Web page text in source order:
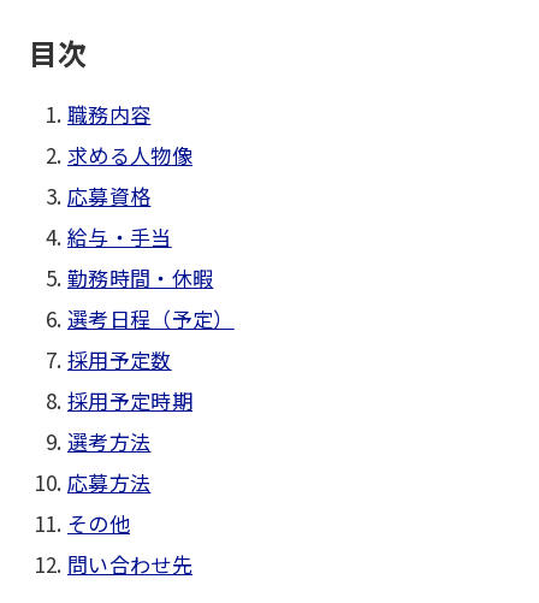
目次
職務内容
求める人物像
応募資格
給与・手当
勤務時間・休暇
選考日程（予定）
採用予定数
採用予定時期
選考方法
応募方法
その他
問い合わせ先